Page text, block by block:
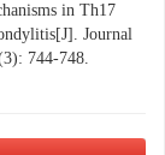
in Th17
Journal
744-748.